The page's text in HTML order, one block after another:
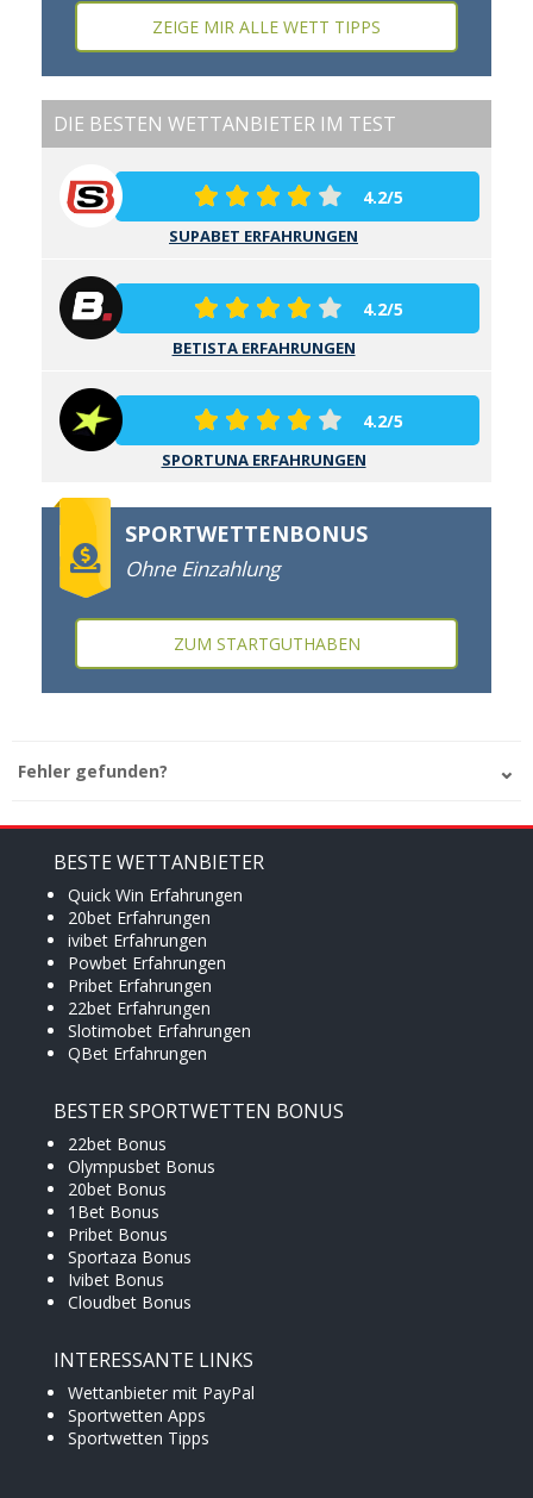
ZEIGE MIR ALLE WETT TIPPS
DIE BESTEN WETTANBIETER IM TEST
4.2/5
SUPABET ERFAHRUNGEN
4.2/5
BETISTA ERFAHRUNGEN
4.2/5
SPORTUNA ERFAHRUNGEN
SPORTWETTENBONUS
Ohne Einzahlung
ZUM STARTGUTHABEN
Fehler gefunden?
BESTE WETTANBIETER
Quick Win Erfahrungen
20bet Erfahrungen
ivibet Erfahrungen
Powbet Erfahrungen
Pribet Erfahrungen
22bet Erfahrungen
Slotimobet Erfahrungen
QBet Erfahrungen
BESTER SPORTWETTEN BONUS
22bet Bonus
Olympusbet Bonus
20bet Bonus
1Bet Bonus
Pribet Bonus
Sportaza Bonus
Ivibet Bonus
Cloudbet Bonus
INTERESSANTE LINKS
Wettanbieter mit PayPal
Sportwetten Apps
Sportwetten Tipps